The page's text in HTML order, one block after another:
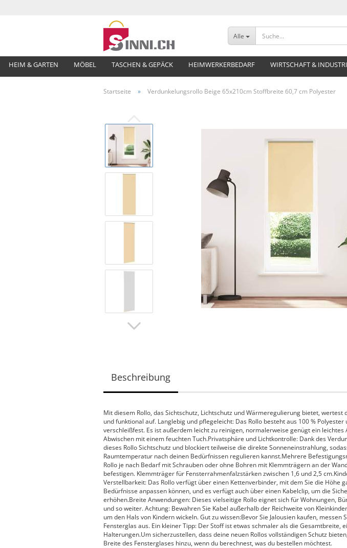
Alle
HEIM & GARTEN MÖBEL TASCHEN & GEPÄCK HEIMWERKERBEDARF WIRTSCHAFT &
Startseite »
Verdunkelungsrollo Beige 65x210cm Stoffbreite 60,7 cm Polyester
Beschreibung
Mit diesem Rollo, das Sichtschutz, Lichtschutz und Wärmeregulierung bietet, wertest
und funktional auf. Langlebig und pflegeleicht: Das Rollo besteht aus 100 %
verschleißfest. Es ist außerdem leicht zu reinigen, normalerweise genügt ein leichtes
Abwischen mit einem feuchten Tuch.Privatsphäre und Lichtkontrolle: Dank des
dieses Rollo Sichtschutz und blockiert teilweise die direkte Sonneneinstrahlung,
Raumtemperatur nach deinen Bedürfnissen regulieren kannst.Mehrere
Rollo je nach Bedarf mit Schrauben oder ohne Bohren mit Klemmträgern an der
befestigen. Klemmträger für Fensterrahmenfalzstärken zwischen 1,6 und 2,5
Verstellbarkeit: Das Rollo verfügt über einen Kettenverbinder, mit dem Sie die Höhe
Bedürfnisse anpassen können, und es verfügt auch über einen Kabelclip, um die
erhöhen.Breite Anwendungen: Dieses vielseitige Rollo eignet sich für Wohnungen,
und so weiter. Achtung: Bewahren Sie Kabel außerhalb der Reichweite von
um den Hals von Kindern wickeln. Gut zu wissen:Bevor Sie Jalousien kaufen, messen
Fensterglas aus. Ein kleiner Tipp: Der Stoff ist etwas schmaler als die Gesamtbreite,
Halterungen.Um sicherzustellen, dass deine neuen Rollos vollständigen Schutz
Breite des Fensterglases hinzu, wenn du berechnest, was du bestellen möchtest.